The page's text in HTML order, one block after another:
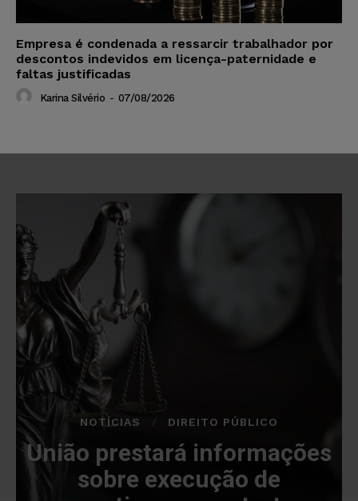
Empresa é condenada a ressarcir trabalhador por
descontos indevidos em licença-paternidade e
faltas justificadas
Karina Silvério - 07/08/2026